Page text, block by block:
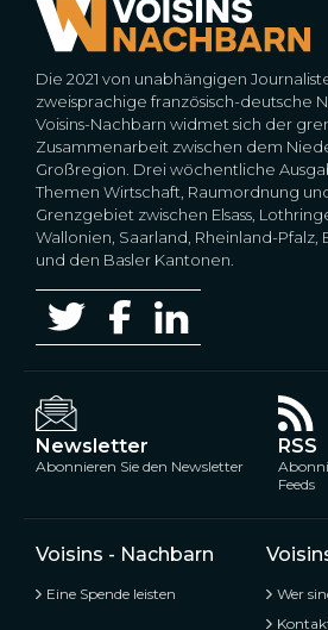
Die 2021 von unabhängigen
zweisprachige französisch-deutsche
Voisins-Nachbarn widmet sich der
Zusammenarbeit zwischen dem
Großregion. Drei wöchentliche
Themen Wirtschaft, Raumordnung
Grenzgebiet zwischen Elsass,
Wallonien, Saarland, Rheinland-
und den Basler Kantonen.
Newsletter
Abonnieren Sie den Newsletter
RSS
Feeds
Voisins - Nachbarn
Eine Spende leisten
Wer